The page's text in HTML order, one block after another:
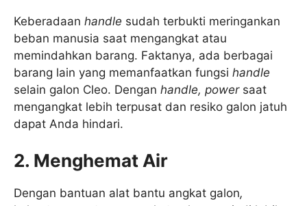
Keberadaan handle sudah terbukti meringankan
beban manusia saat mengangkat atau
memindahkan barang. Faktanya, ada berbagai
barang lain yang memanfaatkan fungsi handle
selain galon Cleo. Dengan handle, power saat
mengangkat lebih terpusat dan resiko galon jatuh
dapat Anda hindari.
2. Menghemat Air
Dengan bantuan alat bantu angkat galon,